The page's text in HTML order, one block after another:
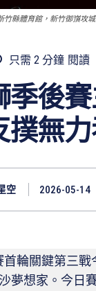
竹縣體育館，新竹御嵿攻
只需 2 分鐘 閱讀
季後
撲無
空 2026-05-14
首輪關鍵第三
夢想家。今日